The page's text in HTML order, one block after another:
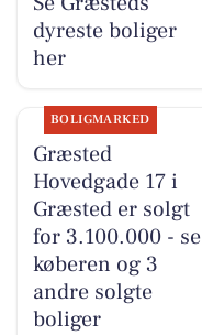
dyreste boliger
her
BOLIGMARKED
Græsted
Hovedgade 17 i
Græsted er solgt
for 3.100.000 - se
køberen og 3
andre solgte
boliger